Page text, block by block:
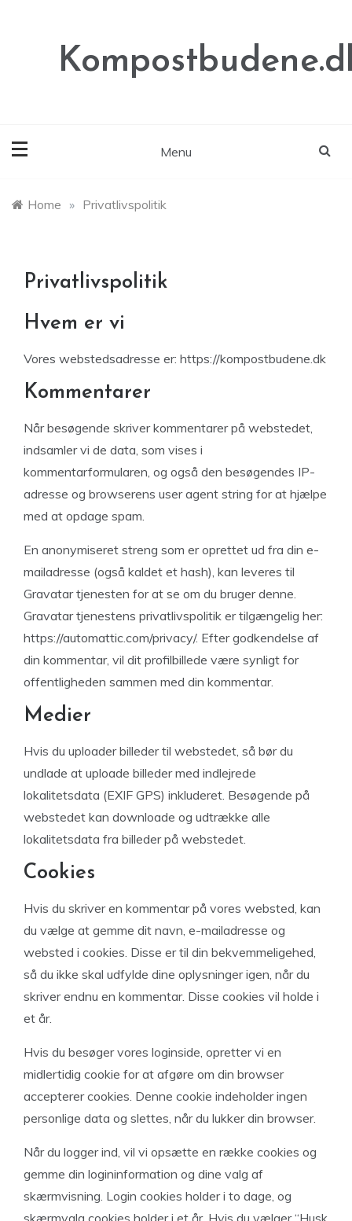
Menu
Home » Privatlivspolitik
Privatlivspolitik
Hvem er vi
Vores webstedsadresse er: https://kompostbudene.dk
Kommentarer
Når besøgende skriver kommentarer på webstedet,
indsamler vi de data, som vises i
kommentarformularen, og også den besøgendes IP-
adresse og browserens user agent string for at hjælpe
med at opdage spam.
En anonymiseret streng som er oprettet ud fra din e-
mailadresse (også kaldet et hash), kan leveres til
Gravatar tjenesten for at se om du bruger denne.
Gravatar tjenestens privatlivspolitik er tilgængelig her:
https://automattic.com/privacy/. Efter godkendelse af
din kommentar, vil dit profilbillede være synligt for
offentligheden sammen med din kommentar.
Medier
Hvis du uploader billeder til webstedet, så bør du
undlade at uploade billeder med indlejrede
lokalitetsdata (EXIF GPS) inkluderet. Besøgende på
webstedet kan downloade og udtrække alle
lokalitetsdata fra billeder på webstedet.
Cookies
Hvis du skriver en kommentar på vores websted, kan
du vælge at gemme dit navn, e-mailadresse og
websted i cookies. Disse er til din bekvemmeligehed,
så du ikke skal udfylde dine oplysninger igen, når du
skriver endnu en kommentar. Disse cookies vil holde i
et år.
Hvis du besøger vores loginside, opretter vi en
midlertidig cookie for at afgøre om din browser
accepterer cookies. Denne cookie indeholder ingen
personlige data og slettes, når du lukker din browser.
Når du logger ind, vil vi opsætte en række cookies og
gemme din logininformation og dine valg af
skærmvisning. Login cookies holder i to dage, og
skærmvalg cookies holder i et år. Hvis du vælger “Husk